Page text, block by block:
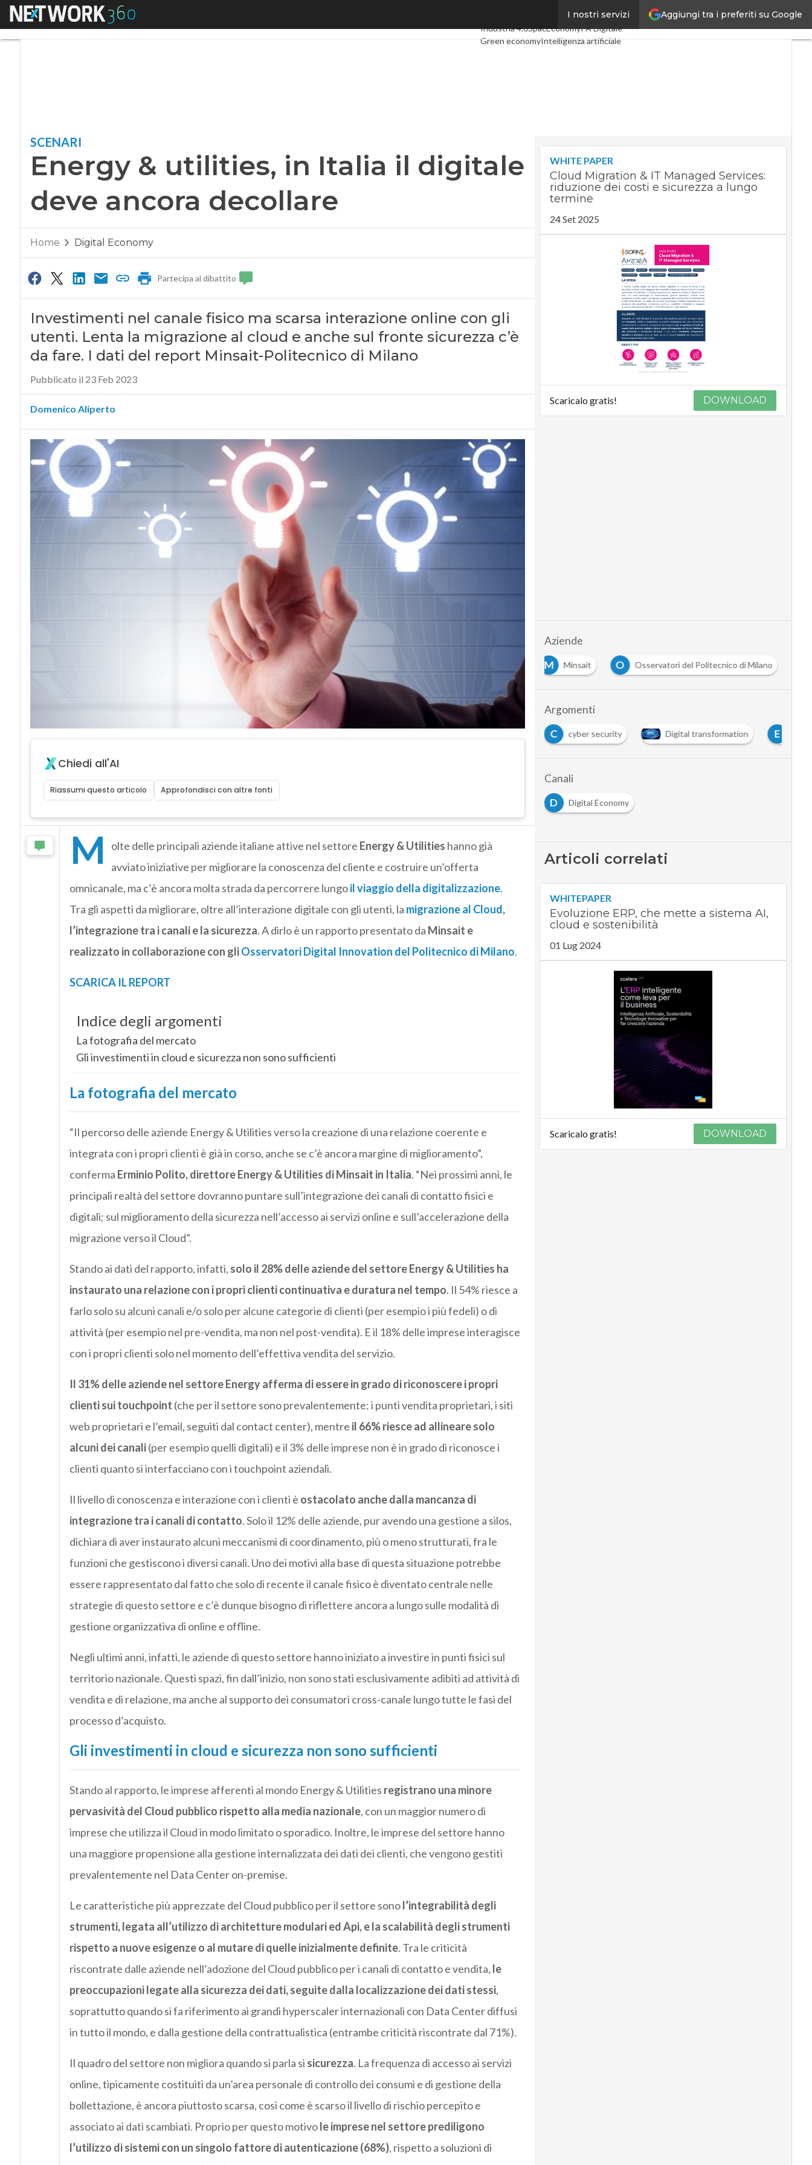
Aggiungi tra i preferiti su Google
I nostri servizi
Menu Digital EconomyTelco
Industria 4.0SpacEconomyPA Digitale
Green economyIntelligenza artificiale
SCENARI
Energy & utilities, in Italia il digitale
deve ancora decollare
Home Digital Economy
Partecipa al dibattito
Investimenti nel canale fisico ma scarsa interazione online con gli
utenti. Lenta la migrazione al cloud e anche sul fronte sicurezza c’è
da fare. I dati del report Minsait-Politecnico di Milano
Pubblicato il 23 Feb 2023
Domenico Aliperto
Chiedi all'AI
Riassumi questo articolo Approfondisci con altre fonti
M olte delle principali aziende italiane attive nel settore Energy & Utilities hanno già
avviato iniziative per migliorare la conoscenza del cliente e costruire un’offerta
omnicanale, ma c’è ancora molta strada da percorrere lungoil viaggio della digitalizzazione.
Tra gli aspetti da migliorare, oltre all’interazione digitale con gli utenti, la migrazione al Cloud,
l’integrazione tra i canali e la sicurezza. A dirlo è un rapporto presentato da Minsait e
realizzato in collaborazione con gliOsservatori Digital Innovation del Politecnico di Milano.
SCARICA IL REPORT
Indice degli argomenti
La fotografia del mercato
Gli investimenti in cloud e sicurezza non sono sufficienti
La fotografia del mercato
“Il percorso delle aziende Energy & Utilities verso la creazione di una relazione coerente e
integrata con i propri clienti è già in corso, anche se c’è ancora margine di miglioramento”,
conferma Erminio Polito, direttore Energy & Utilities di Minsait in Italia. “Nei prossimi anni, le
principali realtà del settore dovranno puntare sull’integrazione dei canali di contatto fisici e
digitali; sul miglioramento della sicurezza nell’accesso ai servizi online e sull’accelerazione della
migrazione verso il Cloud”.
Stando ai dati del rapporto, infatti, solo il 28% delle aziende del settore Energy & Utilities ha
instaurato una relazione con i propri clienti continuativa e duratura nel tempo. Il 54% riesce a
farlo solo su alcuni canali e/o solo per alcune categorie di clienti (per esempio i più fedeli) o di
attività (per esempio nel pre-vendita, ma non nel post-vendita). E il 18% delle imprese interagisce
con i propri clienti solo nel momento dell’effettiva vendita del servizio.
Il 31% delle aziende nel settore Energy afferma di essere in grado di riconoscere i propri
clienti sui touchpoint (che per il settore sono prevalentemente: i punti vendita proprietari, i siti
web proprietari e l’email, seguiti dal contact center), mentre il 66% riesce ad allineare solo
alcuni dei canali(per esempio quelli digitali) e il 3% delle imprese non è in grado di riconosce i
clienti quanto si interfacciano con i touchpoint aziendali.
Il livello di conoscenza e interazione con i clienti è ostacolato anche dalla mancanza di
integrazione tra i canali di contatto. Solo il 12% delle aziende, pur avendo una gestione a silos,
dichiara di aver instaurato alcuni meccanismi di coordinamento, più o meno strutturati, fra le
funzioni che gestiscono i diversi canali. Uno dei motivi alla base di questa situazione potrebbe
essere rappresentato dal fatto che solo di recente il canale fisico è diventato centrale nelle
strategie di questo settore e c’è dunque bisogno di riflettere ancora a lungo sulle modalità di
gestione organizzativa di online e offline.
Negli ultimi anni, infatti, le aziende di questo settore hanno iniziato a investire in punti fisici sul
territorio nazionale. Questi spazi, fin dall’inizio, non sono stati esclusivamente adibiti ad attività di
vendita e di relazione, ma anche al supporto dei consumatori cross-canale lungo tutte le fasi del
processo d’acquisto.
Gli investimenti in cloud e sicurezza non sono sufficienti
Stando al rapporto, le imprese afferenti al mondo Energy & Utilities registrano una minore
pervasività del Cloud pubblico rispetto alla media nazionale, con un maggior numero di
imprese che utilizza il Cloud in modo limitato o sporadico. Inoltre, le imprese del settore hanno
una maggiore propensione alla gestione internalizzata dei dati dei clienti, che vengono gestiti
prevalentemente nel Data Center on-premise.
Le caratteristiche più apprezzate del Cloud pubblico per il settore sonol’integrabilità degli
strumenti, legata all’utilizzo di architetture modulari ed Api, e la scalabilità degli strumenti
rispetto a nuove esigenze o al mutare di quelle inizialmente definite. Tra le criticità
riscontrate dalle aziende nell’adozione del Cloud pubblico per i canali di contatto e vendita, le
preoccupazioni legate alla sicurezza dei dati, seguite dalla localizzazione dei dati stessi,
soprattutto quando si fa riferimento ai grandi hyperscaler internazionali con Data Center diffusi
in tutto il mondo, e dalla gestione della contrattualistica (entrambe criticità riscontrate dal 71%).
Il quadro del settore non migliora quando si parla si sicurezza. La frequenza di accesso ai servizi
online, tipicamente costituiti da un’area personale di controllo dei consumi e di gestione della
bollettazione, è ancora piuttosto scarsa, così come è scarso il livello di rischio percepito e
associato ai dati scambiati. Proprio per questo motivole imprese nel settore prediligono
l’utilizzo di sistemi con un singolo fattore di autenticazione (68%), rispetto a soluzioni di
WHITE PAPER
Cloud Migration & IT Managed Services:
riduzione dei costi e sicurezza a lungo
termine
24 Set 2025
Scaricalo gratis! DOWNLOAD
Aziende
M
Minsait O Osservatori del Politecnico di Milano
Argomenti
Digital transformation E Energy O omnichannel
Canali
D
Digital Economy
Articoli correlati
WHITEPAPER
Evoluzione ERP, che mette a sistema AI,
cloud e sostenibilità
01 Lug 2024
Scaricalo gratis! DOWNLOAD